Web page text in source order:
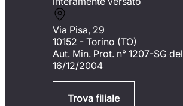
Via Pisa, 29
10152 - Torino (TO)
Aut. Min. Prot. n° 1207-SG del
16/12/2004
Trova filiale